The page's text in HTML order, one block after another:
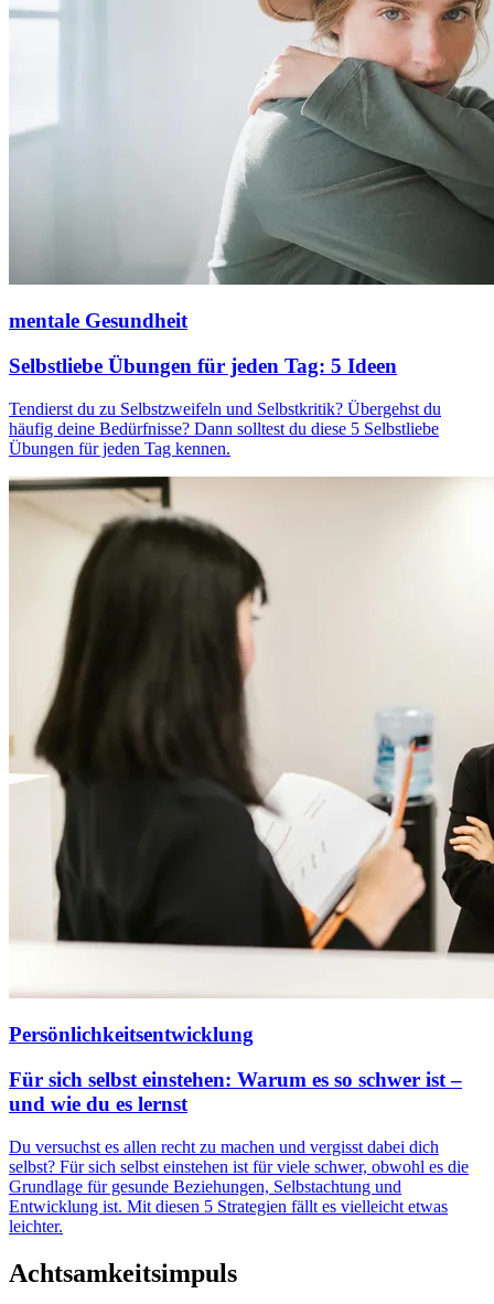
mentale Gesundheit
Selbstliebe Übungen für jeden Tag: 5 Ideen
Tendierst du zu Selbstzweifeln und Selbstkritik? Übergehst du
häufig deine Bedürfnisse? Dann solltest du diese 5 Selbstliebe
Übungen für jeden Tag kennen.
Persönlichkeitsentwicklung
Für sich selbst einstehen: Warum es so schwer ist –
und wie du es lernst
Du versuchst es allen recht zu machen und vergisst dabei dich
selbst? Für sich selbst einstehen ist für viele schwer, obwohl es die
Grundlage für gesunde Beziehungen, Selbstachtung und
Entwicklung ist. Mit diesen 5 Strategien fällt es vielleicht etwas
leichter.
Achtsamkeitsimpuls